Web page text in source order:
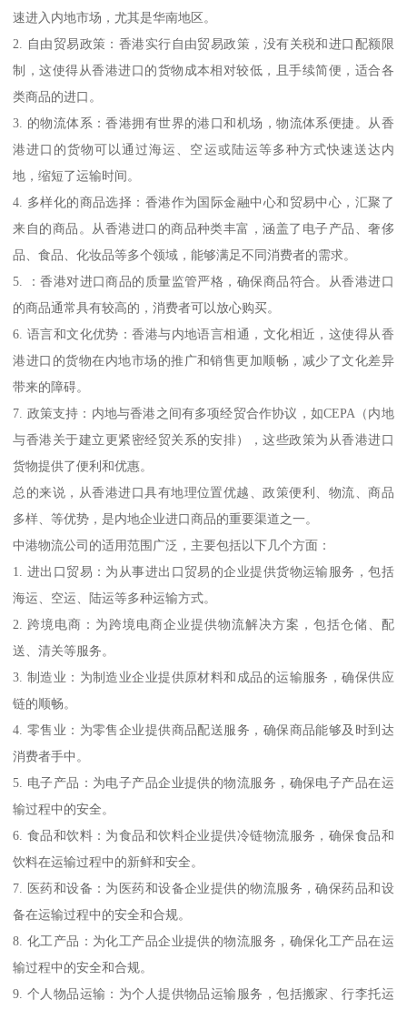
速进入内地市场，尤其是华南地区。
2. 自由贸易政策：香港实行自由贸易政策，没有关税和进口配额限
制，这使得从香港进口的货物成本相对较低，且手续简便，适合各
类商品的进口。
3. 的物流体系：香港拥有世界的港口和机场，物流体系便捷。从香
港进口的货物可以通过海运、空运或陆运等多种方式快速送达内
地，缩短了运输时间。
4. 多样化的商品选择：香港作为国际金融中心和贸易中心，汇聚了
来自的商品。从香港进口的商品种类丰富，涵盖了电子产品、奢侈
品、食品、化妆品等多个领域，能够满足不同消费者的需求。
5. ：香港对进口商品的质量监管严格，确保商品符合。从香港进口
的商品通常具有较高的，消费者可以放心购买。
6. 语言和文化优势：香港与内地语言相通，文化相近，这使得从香
港进口的货物在内地市场的推广和销售更加顺畅，减少了文化差异
带来的障碍。
7. 政策支持：内地与香港之间有多项经贸合作协议，如CEPA（内地
与香港关于建立更紧密经贸关系的安排），这些政策为从香港进口
货物提供了便利和优惠。
总的来说，从香港进口具有地理位置优越、政策便利、物流、商品
多样、等优势，是内地企业进口商品的重要渠道之一。
中港物流公司的适用范围广泛，主要包括以下几个方面：
1. 进出口贸易：为从事进出口贸易的企业提供货物运输服务，包括
海运、空运、陆运等多种运输方式。
2. 跨境电商：为跨境电商企业提供物流解决方案，包括仓储、配
送、清关等服务。
3. 制造业：为制造业企业提供原材料和成品的运输服务，确保供应
链的顺畅。
4. 零售业：为零售企业提供商品配送服务，确保商品能够及时到达
消费者手中。
5. 电子产品：为电子产品企业提供的物流服务，确保电子产品在运
输过程中的安全。
6. 食品和饮料：为食品和饮料企业提供冷链物流服务，确保食品和
饮料在运输过程中的新鲜和安全。
7. 医药和设备：为医药和设备企业提供的物流服务，确保药品和设
备在运输过程中的安全和合规。
8. 化工产品：为化工产品企业提供的物流服务，确保化工产品在运
输过程中的安全和合规。
9. 个人物品运输：为个人提供物品运输服务，包括搬家、行李托运